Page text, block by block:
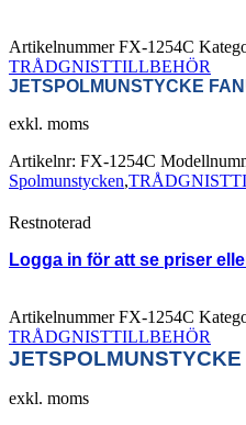
ArtikelnummerFX-1254C
TRÅDGNISTTILLBEHÖR
JETSPOLMUNSTYCKE
exkl. moms
Artikelnr: FX-1254C
Spolmunstycken,
Restnoterad
Logga in för att se priser
ArtikelnummerFX-1254C
TRÅDGNISTTILLBEHÖR
exkl. moms